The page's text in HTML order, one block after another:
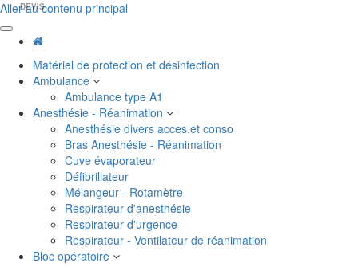
Aller au contenu principal
Matériel de protection et désinfection
Ambulance
Ambulance type A1
Anesthésie - Réanimation
Anesthésie divers acces.et conso
Bras Anesthésie - Réanimation
Cuve évaporateur
Défibrillateur
Mélangeur - Rotamètre
Respirateur d'anesthésie
Respirateur d'urgence
Respirateur - Ventilateur de réanimation
Bloc opératoire
DEVIS